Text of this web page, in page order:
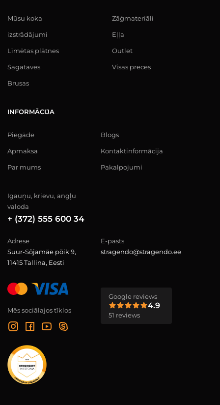
Mūsu koka
izstrādājumi
Līmētas plātnes
Sagataves
Brusas
Zāģmateriāli
Eļļa
Outlet
Visas preces
INFORMĀCIJA
Piegāde
Apmaksa
Par mums
Blogs
Kontaktinformācija
Pakalpojumi
Igauņu, krievu, angļu
valoda
+ (372) 555 600 34
Adrese
Suur-Sõjamäe põik 9,
11415 Tallina, Eesti
E-pasts
stragendo@stragendo.ee
Mēs sociālajos tīklos
Google reviews
4.9
51 reviews